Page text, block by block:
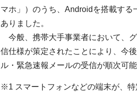
マホ」）のうち、Androidを搭載す
ありました。
今般、携帯大手事業者において、
信仕様が策定されたことにより、今
ル・緊急速報メールの受信が順次可
※1 スマートフォンなどの端末が、